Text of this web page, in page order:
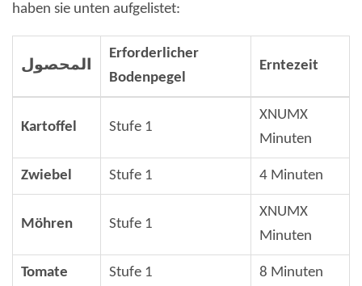
haben sie unten aufgelistet:
المحصول
Erforderlicher
Bodenpegel
Erntezeit
Kartoffel Stufe 1
XNUMX
Minuten
Zwiebel Stufe 1 4 Minuten
Möhren Stufe 1
XNUMX
Minuten
Tomate Stufe 1 8 Minuten